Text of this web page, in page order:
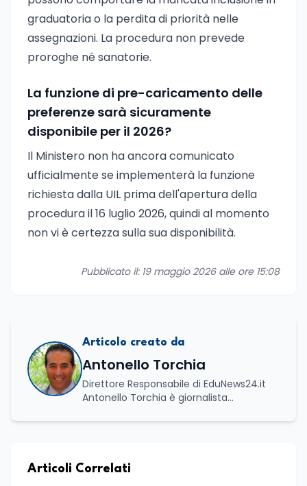
graduatoria o la perdita di priorità nelle
assegnazioni. La procedura non prevede
proroghe né sanatorie.
La funzione di pre-caricamento delle
preferenze sarà sicuramente
disponibile per il 2026?
Il Ministero non ha ancora comunicato
ufficialmente se implementerà la funzione
richiesta dalla UIL prima dell'apertura della
procedura il 16 luglio 2026, quindi al momento
non vi è certezza sulla sua disponibilità.
Pubblicato il: 19 maggio 2026 alle ore 15:08
Articolo creato da
Antonello Torchia
Direttore Responsabile di EduNews24.it
Antonello Torchia è giornalista
con un percorso formativo e
economico, geopolitico, comunicativo e
Articoli Correlati